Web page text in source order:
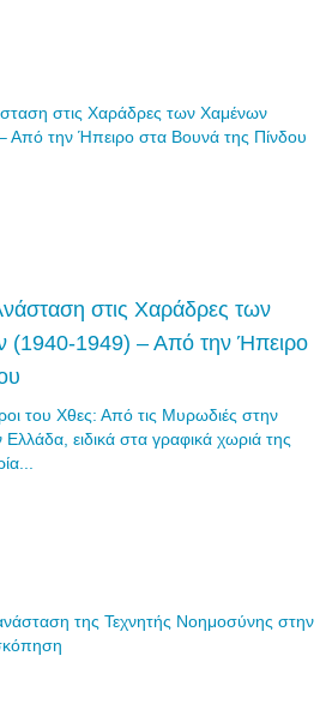
στις Χαράδρες των
1949) – Από την Ήπειρο
του Χθες: Από τις Μυρωδιές στην
ειδικά στα γραφικά χωριά της